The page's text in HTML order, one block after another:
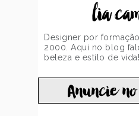
lia
Designer por
2000. Aqui no blog
beleza e estilo de vida!
Anuncie